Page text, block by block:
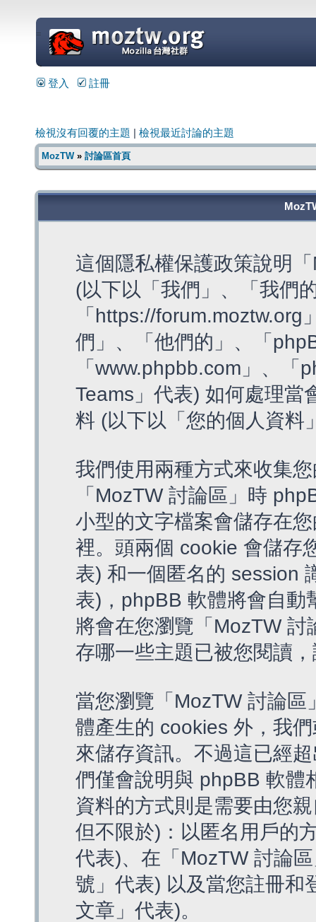
=
登入 註冊
檢視沒有回覆的主題 檢視最近討論的主題
MozTW» 討論區首頁
這個隱私權保護政策說明
(以下以「我們」、「我們
「https://
們」、「他們的」、「
「www.phpbb.com」、
Teams」代表) 如何處理當
料 (以下以「您的個人資料
我們使用兩種方式來收集
「MozTW 討論區」時
小型的文字檔案會儲存在
裡。頭兩個 cookie 會儲存
表) 和一個匿名的 session
表)，phpBB 軟體將會自動
將會在您瀏覽「MozTW
存哪一些主題已被您閱讀
當您瀏覽「MozTW 討論
體產生的 cookies 外，我
來儲存資訊。不過這已經
們僅會說明與 phpBB 軟體
資料的方式則是需要由您
但不限於)：以匿名用戶的
代表)、在「MozTW 討論
號」代表) 以及當您註冊和
文章」代表)。